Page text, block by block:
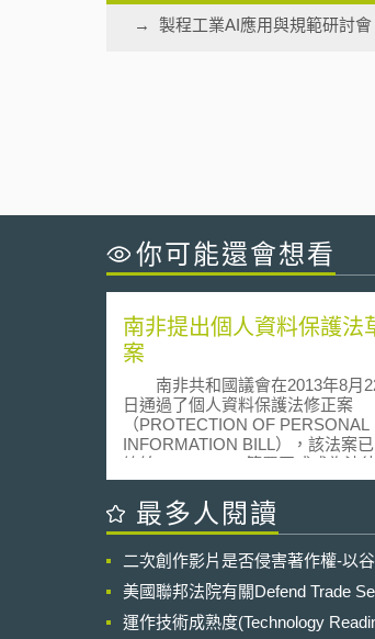
製程工業AI應用與規範研討會
你可能還會想看
南非提出個人資料保護法
案
南非共和國議會在2013年8月
日通過了個人資料保護法修正案
（PROTECTION OF PERSONAL
INFORMATION BILL），該法案
總統Jacob Zuma簽署正式成為法律
這也是南非首次全面性的個人資料
護立法 。 該部立法目的在於為促
進個人資料的保護，建立全面性的
正，包括 ： 1. 設立獨立法人監察機
構作為獨立且公正的執行個人資料
護法上職務及權力。 2. 公、私部門僅
在特定情形時方可處理個人資料。 3.
最多人閱讀
二次創作影片是否侵害著作權-以
美國聯邦法院有關Defend Trade
運作技術成熟度(Technology